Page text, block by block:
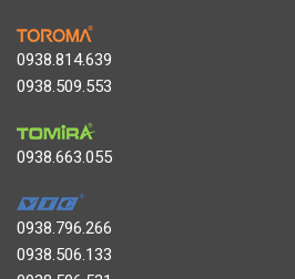
0938.814.639
0938.509.553
0938.663.055
0938.796.266
0938.506.133